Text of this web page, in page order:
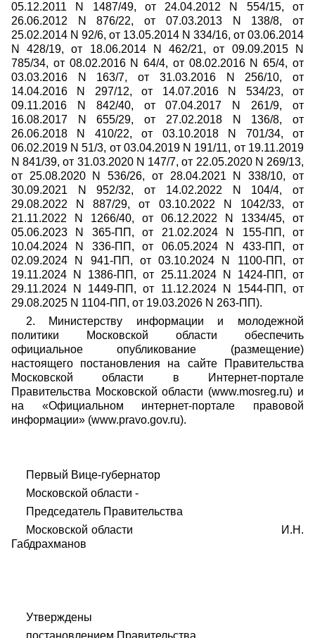
05.12.2011 N 1487/49, от 24.04.2012 N 554/15, от
26.06.2012 N 876/22, от 07.03.2013 N 138/8, от
25.02.2014 N 92/6, от 13.05.2014 N 334/16, от 03.06.2014
N 428/19, от 18.06.2014 N 462/21, от 09.09.2015 N
785/34, от 08.02.2016 N 64/4, от 08.02.2016 N 65/4, от
03.03.2016 N 163/7, от 31.03.2016 N 256/10, от
14.04.2016 N 297/12, от 14.07.2016 N 534/23, от
09.11.2016 N 842/40, от 07.04.2017 N 261/9, от
16.08.2017 N 655/29, от 27.02.2018 N 136/8, от
26.06.2018 N 410/22, от 03.10.2018 N 701/34, от
06.02.2019 N 51/3, от 03.04.2019 N 191/11, от 19.11.2019
N 841/39, от 31.03.2020 N 147/7, от 22.05.2020 N 269/13,
от 25.08.2020 N 536/26, от 28.04.2021 N 338/10, от
30.09.2021 N 952/32, от 14.02.2022 N 104/4, от
29.08.2022 N 887/29, от 03.10.2022 N 1042/33, от
21.11.2022 N 1266/40, от 06.12.2022 N 1334/45, от
05.06.2023 N 365-ПП, от 21.02.2024 N 155-ПП, от
10.04.2024 N 336-ПП, от 06.05.2024 N 433-ПП, от
02.09.2024 N 941-ПП, от 03.10.2024 N 1100-ПП, от
19.11.2024 N 1386-ПП, от 25.11.2024 N 1424-ПП, от
29.11.2024 N 1449-ПП, от 11.12.2024 N 1544-ПП, от
29.08.2025 N 1104-ПП, от 19.03.2026 N 263-ПП).
2. Министерству информации и молодежной
политики Московской области обеспечить
официальное опубликование (размещение)
настоящего постановления на сайте Правительства
Московской области в Интернет-портале
Правительства Московской области (www.mosreg.ru) и
на «Официальном интернет-портале правовой
информации» (www.pravo.gov.ru).
Первый Вице-губернатор
Московской области -
Председатель Правительства
Московской области И.Н.
Габдрахманов
Утверждены
постановлением Правительства